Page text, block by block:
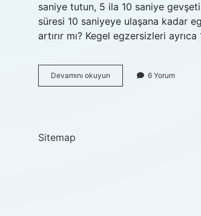
saniye tutun, 5 ila 10 saniye
süresi 10 saniyeye ulaşana kadar
artırır mı? Kegel egzersizleri
Devamını okuyun
Ilişki
6 Yorum
Sitemap